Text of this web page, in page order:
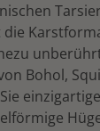
Bohol,